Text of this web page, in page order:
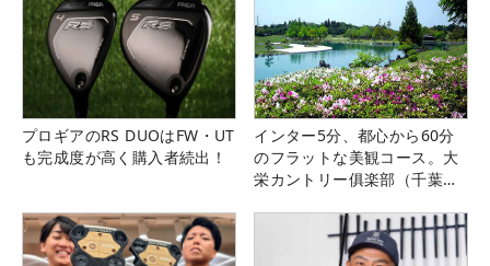
プロギアのRS DUOはFW・UT
も完成度が高く購入者続出！
インター5分、都心から60分
のフラットな美観コース。大
栄カントリー俱楽部（千葉